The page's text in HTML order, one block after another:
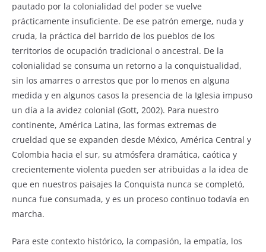
pautado por la colonialidad del poder se vuelve
prácticamente insuficiente. De ese patrón emerge, nuda y
cruda, la práctica del barrido de los pueblos de los
territorios de ocupación tradicional o ancestral. De la
colonialidad se consuma un retorno a la conquistualidad,
sin los amarres o arrestos que por lo menos en alguna
medida y en algunos casos la presencia de la Iglesia impuso
un día a la avidez colonial (Gott, 2002). Para nuestro
continente, América Latina, las formas extremas de
crueldad que se expanden desde México, América Central y
Colombia hacia el sur, su atmósfera dramática, caótica y
crecientemente violenta pueden ser atribuidas a la idea de
que en nuestros paisajes la Conquista nunca se completó,
nunca fue consumada, y es un proceso continuo todavía en
marcha.
Para este contexto histórico, la compasión, la empatía, los